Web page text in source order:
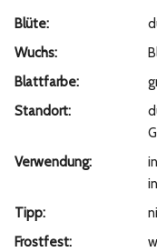
Blüte:
Wuchs:
Blattfarbe:
Standort:
Verwendung:
Tipp:
Frostfest: